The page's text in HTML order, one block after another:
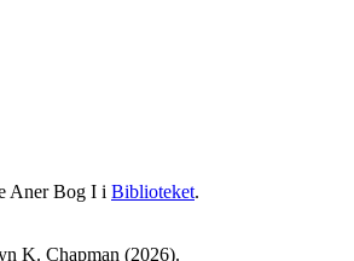
Aner Bog I i Biblioteket.
K. Chapman (2026).